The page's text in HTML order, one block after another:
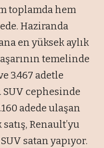
toplamda hem
Haziranda
en yüksek aylık
temelinde
3.467 adetle
SUV cephesinde
adede ulaşan
Renault’yu
satan yapıyor.